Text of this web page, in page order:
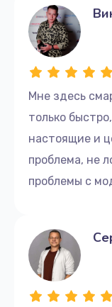
Мне здесь
только
настоящие и
проблема, не
проблемы с